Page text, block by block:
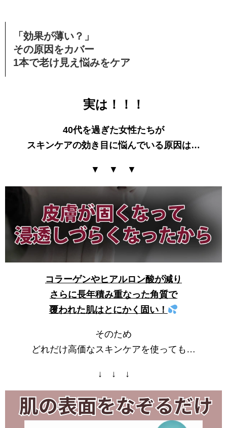
「効果が薄い？」
その原因をカバー
1本で老け見え悩みをケア
実は！！！
40代を過ぎた女性たちが
スキンケアの効き目に悩んでいる原因は…
▼ ▼ ▼
コラーゲンやヒアルロン酸が減り
さらに長年積み重なった角質で
覆われた肌はとにかく固い！
そのため
どれだけ高価なスキンケアを使っても…
↓ ↓ ↓